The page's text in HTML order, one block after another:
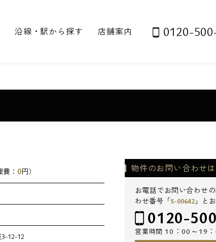
沿線・駅から探す 店舗案内 0120-
： 0円）
12-12
物件のお問い合わせ
お電話でお問い合わせ
わせ番号「S-00642 」と
0120-
営業時間 10：00～19